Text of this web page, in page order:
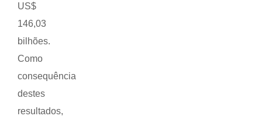
US$
146,03
bilhões.
Como
consequência
destes
resultados,